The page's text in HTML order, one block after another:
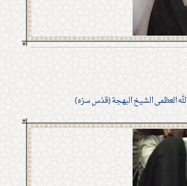
العظمى الشيخ البهجة (قدّس سرّه)